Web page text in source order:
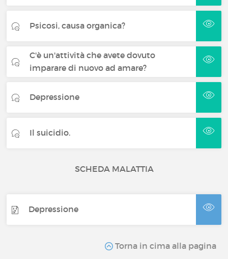
Psicosi, causa organica?
C'è un'attività che avete dovuto
imparare di nuovo ad amare?
Depressione
Il suicidio.
SCHEDA MALATTIA
Depressione
Torna in cima alla pagina